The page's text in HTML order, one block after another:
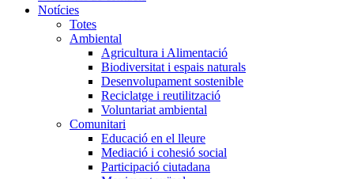
Navegació
principal
Notícies
Totes
Ambiental
Agricultura i Alimentació
Biodiversitat i espais naturals
Desenvolupament sostenible
Reciclatge i reutilització
Voluntariat ambiental
Comunitari
Educació en el lleure
Mediació i cohesió social
Participació ciutadana